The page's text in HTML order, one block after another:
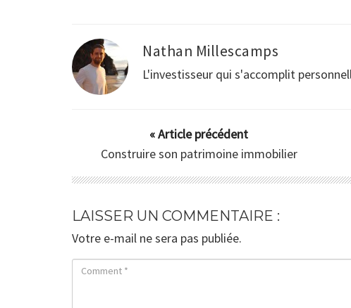
internet
Nathan Millescamps
L'investisseur qui s'accomplit
« Article précédent
Construire son patrimoine immobilier
LAISSER UN COMMENTAIRE :
Votre e-mail ne sera pas publiée.